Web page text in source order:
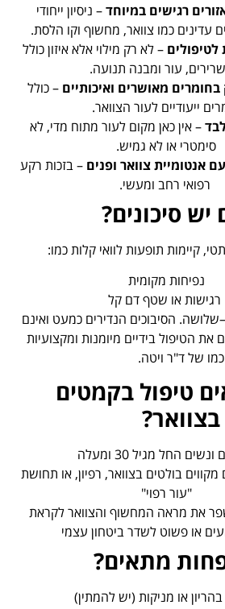
רגישים במיוחד– ניסיון ייחודי
עדינים כמו צוואר, מחשוף וקו הלסת.
לטיפולים – לא רק מילוי אלא איזון כולל
שרירים, עור ומבנה תנועה.
מאושרים ואיכותיים – כולל
ייעודיים לעור הצוואר.
– אין כאן מקום לעור מתוח מדי, לא
סימטרי או לא גמיש.
אנטומיית צוואר ופנים – בזכות רקע
רפואי רחב ומעשי.
סיכונים?
קיימות תופעות לוואי קלות כמו:
נפיחות מקומית
רגישות או שטף דם קל
הסיבוכים הנדירים כמעט ואינם
הטיפול בידיים מיומנות ומקצועיות
כמו של ד"ר ויטה.
טיפול בקמטים
בצוואר?
החל מגיל 30 ומעלה
בולטים בצוואר, רפיון, או תחושת
"עור רפוי"
את מראה המחשוף והצוואר לקראת
או פשוט לשדר ביטחון עצמי
מתאים?
או מניקות (יש להמתין)